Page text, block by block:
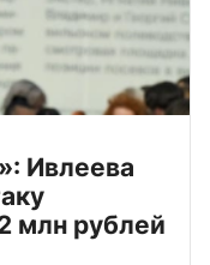
Ивлеева
млн рублей